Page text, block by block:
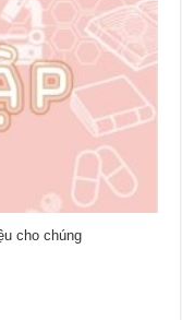
cho chúng